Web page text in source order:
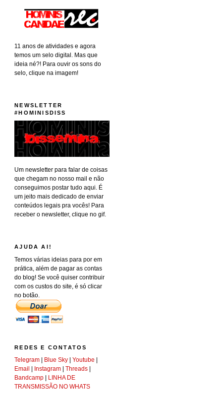
11 anos de atividades e agora
temos um selo digital. Mas que
ideia né?! Para ouvir os sons do
selo, clique na imagem!
NEWSLETTER
#HOMINISDISS
Um newsletter para falar de coisas
que chegam no nosso mail e não
conseguimos postar tudo aqui. É
um jeito mais dedicado de enviar
conteúdos legais pra vocês! Para
receber o newsletter, clique no gif.
AJUDA AI!
Temos várias ideias para por em
prática, além de pagar as contas
do blog! Se você quiser contribuir
com os custos do site, é só clicar
no botão.
REDES E CONTATOS
Telegram | Blue Sky |Youtube |
Email | Instagram |Threads |
Bandcamp | LINHA DE
TRANSMISSÃO NO WHATS